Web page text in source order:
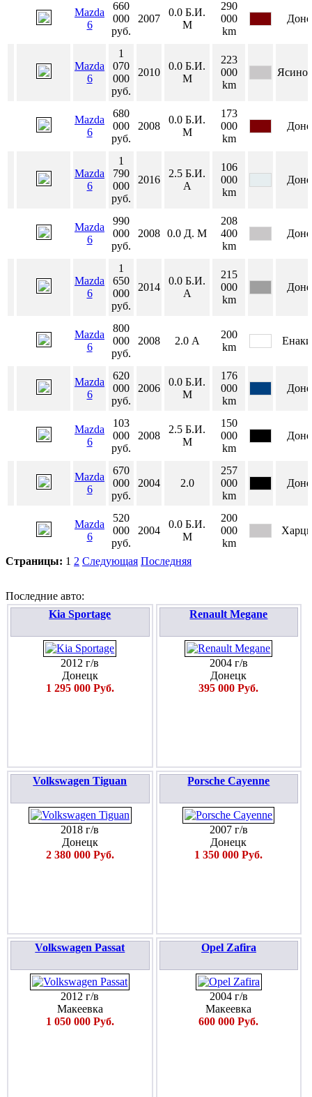
Mazda
6
660
000
руб.
2007
0.0 Б.И.
М
290
000
km
Mazda
6
1
070
000
руб.
2010
0.0 Б.И.
М
223
000
km
Mazda
6
680
000
руб.
2008
0.0 Б.И.
М
173
000
km
Mazda
6
1
790
000
руб.
2016
2.5 Б.И.
А
106
000
km
Mazda
6
990
000
руб.
2008 0.0 Д. М
208
400
km
Mazda
6
1
650
000
руб.
2014
0.0 Б.И.
А
215
000
km
Mazda
6
800
000
руб.
2008 2.0 А
200
km
Mazda
6
620
000
руб.
2006
0.0 Б.И.
М
176
000
km
Mazda
6
103
000
руб.
2008
2.5 Б.И.
М
150
000
km
Mazda
6
670
000
руб.
2004 2.0
257
000
km
Mazda
6
520
000
руб.
2004
0.0 Б.И.
М
200
000
km
Страницы: 1 2 Следующая Последняя
Последние авто:
Kia Sportage
2012 г/в
Донецк
1 295 000 Руб.
Renault Megane
2004 г/в
Донецк
395 000 Руб.
Volkswagen Tiguan
2018 г/в
Донецк
2 380 000 Руб.
Porsche Cayenne
2007 г/в
Донецк
1 350 000 Руб.
Volkswagen Passat
2012 г/в
Макеевка
1 050 000 Руб.
Opel Zafira
2004 г/в
Макеевка
600 000 Руб.